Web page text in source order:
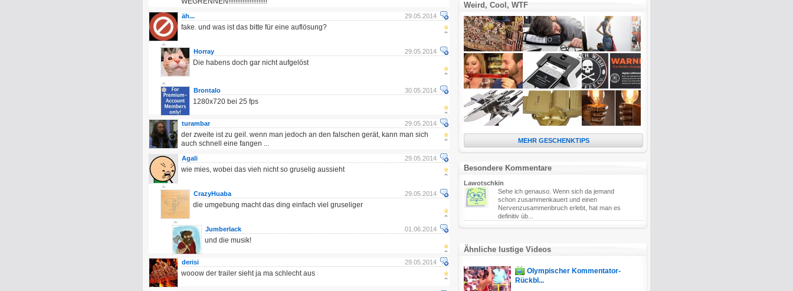
29.05.2014
äh...
fake. und was ist das bitte für eine auflösung?
29.05.2014
Horray
Die habens doch gar nicht aufgelöst
30.05.2014
Brontalo
1280x720 bei 25 fps
29.05.2014
turambar
der zweite ist zu geil. wenn man jedoch an den falschen gerät, kann man sich
auch schnell eine fangen ...
29.05.2014
Agali
wie mies, wobei das vieh nicht so gruselig aussieht
29.05.2014
CrazyHuaba
die umgebung macht das ding einfach viel gruseliger
01.06.2014
Jumberlack
und die musik!
29.05.2014
derisi
wooow der trailer sieht ja ma schlecht aus
Weird, Cool, WTF
MEHR GESCHENKTIPS
Besondere Kommentare
Lawotschkin
Sehe ich genauso. Wenn sich da jemand
schon zusammenkauert und einen
Nervenzusammenbruch erlebt, hat man es
definitiv üb...
Ähnliche lustige Videos
Olympischer Kommentator-
Rückbl...